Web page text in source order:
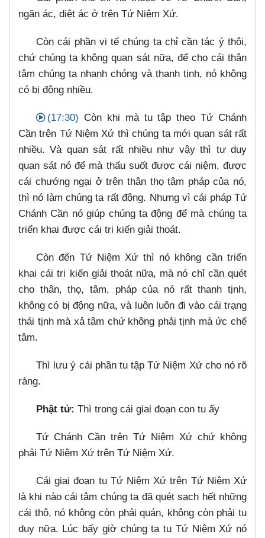
ngăn ác, diệt ác ở trên Tứ Niệm Xứ.
Còn cái phần vi tế chúng ta chỉ cần tác ý thôi,
chứ chúng ta không quan sát nữa, để cho cái thân
tâm chúng ta nhanh chóng và thanh tịnh, nó không
có bị động nhiều.
(17:30) Còn khi mà tu tập theo Tứ Chánh
Cần trên Tứ Niệm Xứ thì chúng ta mới quan sát rất
nhiều. Và quan sát rất nhiều như vậy thì tư duy
quan sát nó để mà thấu suốt được cái niệm, được
cái chướng ngại ở trên thân thọ tâm pháp của nó,
thì nó làm chúng ta rất động. Nhưng vì cái pháp Tứ
Chánh Cần nó giúp chúng ta động để mà chúng ta
triển khai được cái tri kiến giải thoát.
Còn đến Tứ Niệm Xứ thì nó không cần triển
khai cái tri kiến giải thoát nữa, mà nó chỉ cần quét
cho thân, thọ, tâm, pháp của nó rất thanh tịnh,
không có bị động nữa, và luôn luôn đi vào cái trạng
thái tịnh mà xả tâm chứ không phải tịnh mà ức chế
tâm.
Thì lưu ý cái phần tu tập Tứ Niệm Xứ cho nó rõ
ràng.
Phật tử: Thì trong cái giai đoạn con tu ấy
Tứ Chánh Cần trên Tứ Niệm Xứ chứ không
phải Tứ Niệm Xứ trên Tứ Niệm Xứ.
Cái giai đoạn tu Tứ Niệm Xứ trên Tứ Niệm Xứ
là khi nào cái tâm chúng ta đã quét sạch hết những
cái thô, nó không còn phải quán, không còn phải tu
duy nữa. Lúc bấy giờ chúng ta tu Tứ Niệm Xứ nó